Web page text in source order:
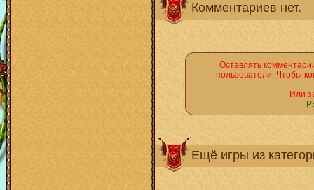
Комментариев нет.
Оставлять
пользователи. Чтобы
Или
Ещё игры из